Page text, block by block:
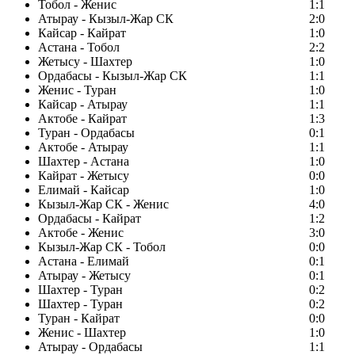
Тобол - Женис
1:1
Атырау - Кызыл-Жар СК
2:0
Кайсар - Кайрат
1:0
Астана - Тобол
2:2
Жетысу - Шахтер
1:0
Ордабасы - Кызыл-Жар СК
1:1
Женис - Туран
1:0
Кайсар - Атырау
1:1
Актобе - Кайрат
1:3
Туран - Ордабасы
0:1
Актобе - Атырау
1:1
Шахтер - Астана
1:0
Кайрат - Жетысу
0:0
Елимай - Кайсар
1:0
Кызыл-Жар СК - Женис
4:0
Ордабасы - Кайрат
1:2
Актобе - Женис
3:0
Кызыл-Жар СК - Тобол
0:0
Астана - Елимай
0:1
Атырау - Жетысу
0:1
Шахтер - Туран
0:2
Шахтер - Туран
0:2
Туран - Кайрат
0:0
Женис - Шахтер
1:0
Атырау - Ордабасы
1:1